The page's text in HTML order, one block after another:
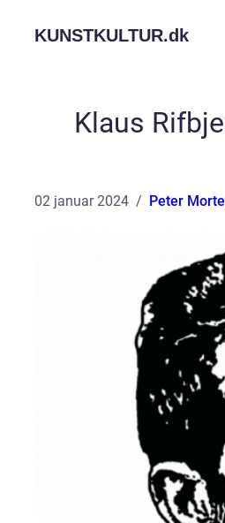
KUNSTKULTUR.dk
Klaus
02 januar 2024 Peter